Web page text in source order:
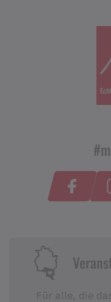
Für alle, die